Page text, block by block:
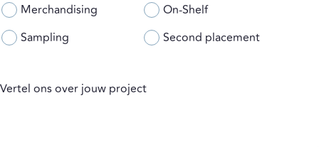
Merchandising
On-Shelf
Sampling
Second placement
Vertel ons over jouw project